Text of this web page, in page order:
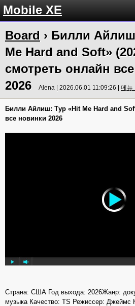
Mobile XE
Board › Билли
Me Hard and Soft»
смотреть онлайн
2026
Alena | 2026.06.01 11:09:26 | 메뉴
Билли Айлиш: Тур «Hit Me Hard and
все новинки 2026
Страна: США Год выхода: 2026Жанр:
музыка Качество: TS Режиссер: